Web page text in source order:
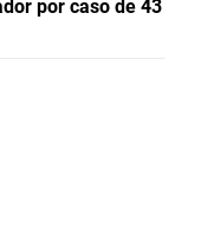
por caso de 43